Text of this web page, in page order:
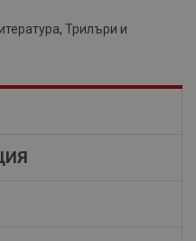
, Трилъри и